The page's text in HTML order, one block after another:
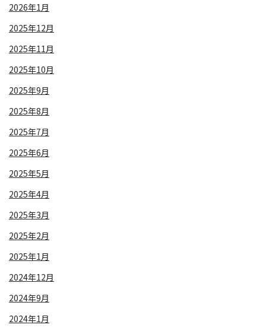
2026年1月
2025年12月
2025年11月
2025年10月
2025年9月
2025年8月
2025年7月
2025年6月
2025年5月
2025年4月
2025年3月
2025年2月
2025年1月
2024年12月
2024年9月
2024年1月